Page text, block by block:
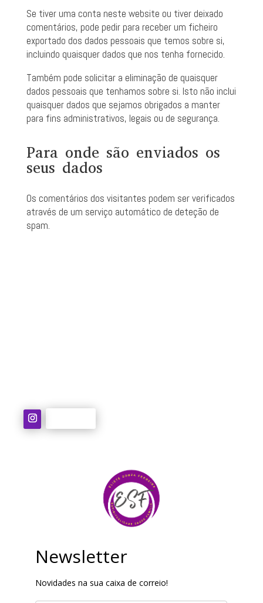
Se tiver uma conta neste website ou tiver deixado
comentários, pode pedir para receber um ficheiro
exportado dos dados pessoais que temos sobre si,
incluindo quaisquer dados que nos tenha fornecido.
Também pode solicitar a eliminação de quaisquer
dados pessoais que tenhamos sobre si. Isto não inclui
quaisquer dados que sejamos obrigados a manter
para fins administrativos, legais ou de segurança.
Para onde são enviados os
seus dados
Os comentários dos visitantes podem ser verificados
através de um serviço automático de deteção de
spam.
Newsletter
Novidades na sua caixa de correio!